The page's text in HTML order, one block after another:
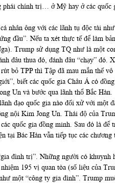
phái chính trị… ở Mỹ hay ở các quốc
nhân ông với các lãnh tụ độc tài
đầu”. Nếu ta xét thực tế để làm
Trump sử dụng TQ như là một
đâu thua đó, đánh đâu “chạy” đó.
bỏ TPP thì Tập đã mau mắn thế vô
biết các quốc gia Châu Á có
Un và bước qua lãnh thổ Bắc Hàn.
đạo quốc gia nào đối xử với một
nội Kim Jong Un. Thái độ của
quốc gia đồng minh. Sau đó là để
tại Bác Hàn vẫn tiếp tục các
đình trị”. Những người có khuynh
195 vị quan tòa (số liệu của
một “công ty gia đình”. Trump